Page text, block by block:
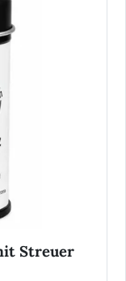
Streuer